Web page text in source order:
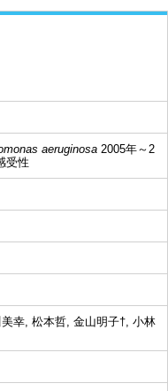
aeruginosa 2005年～2
受性
幸, 松本哲, 金山明子†, 小林